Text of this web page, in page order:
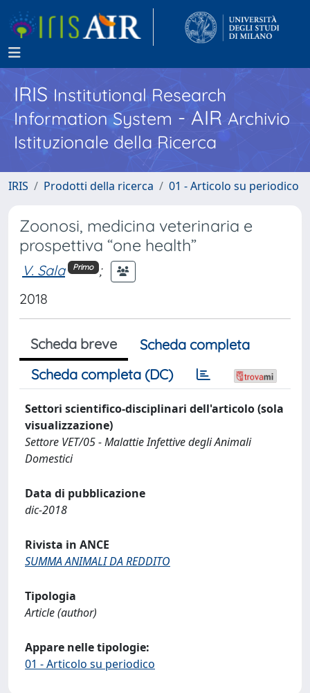
IRISInstitutional Research
Information System - AIR Archivio
Istituzionale della Ricerca
IRIS Prodotti della ricerca 01 - Articolo su periodico
Zoonosi, medicina veterinaria e
prospettiva “one health”
V. Sala Primo ;
2018
Scheda breve
Scheda completa
Scheda completa (DC)
Settori scientifico-disciplinari dell'articolo (sola
visualizzazione)
Settore VET/05 - Malattie Infettive degli Animali
Domestici
Data di pubblicazione
dic-2018
Rivista in ANCE
SUMMA ANIMALI DA REDDITO
Tipologia
Article (author)
Appare nelle tipologie:
01 - Articolo su periodico